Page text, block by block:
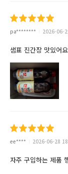
pa******** 2026-06-
샘표 진간장 맛있어
ee**** 2026-06-28
자주 구입하는 제품